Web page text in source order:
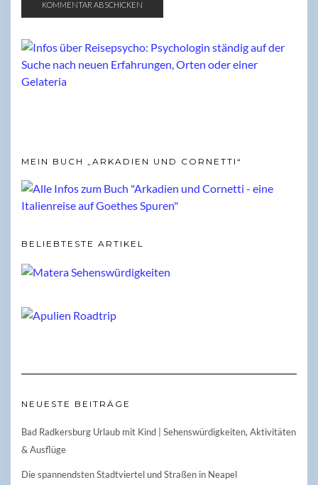
MEIN BUCH „ARKADIEN UND CORNETTI“
BELIEBTESTE ARTIKEL
NEUESTE BEITRÄGE
Bad Radkersburg Urlaub mit Kind | Sehenswürdigkeiten, Aktivitäten
& Ausflüge
Die spannendsten Stadtviertel und Straßen in Neapel